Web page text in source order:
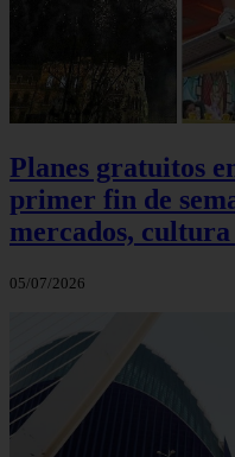
Planes gratuitos
primer fin de
mercados,
05/07/2026